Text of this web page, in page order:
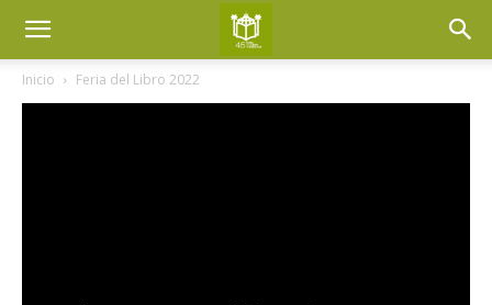
Inicio Feria del Libro 2022